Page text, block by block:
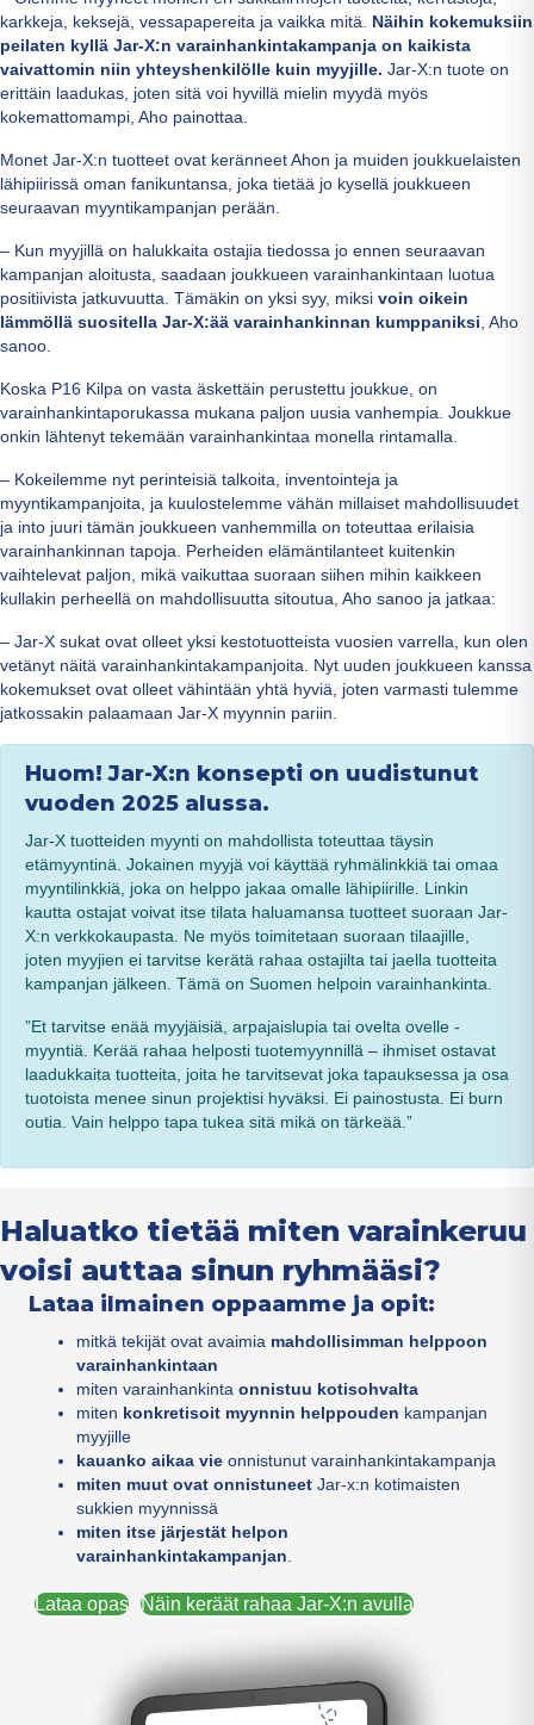
karkkeja, keksejä, vessapapereita ja vaikka mitä. Näihin kokemuksiin
peilaten kyllä Jar-X:n varainhankintakampanja on kaikista
vaivattomin niin yhteyshenkilölle kuin myyjille. Jar-X:n tuote on
erittäin laadukas, joten sitä voi hyvillä mielin myydä myös
kokemattomampi, Aho painottaa.
Monet Jar-X:n tuotteet ovat keränneet Ahon ja muiden joukkuelaisten
lähipiirissä oman fanikuntansa, joka tietää jo kysellä joukkueen
seuraavan myyntikampanjan perään.
– Kun myyjillä on halukkaita ostajia tiedossa jo ennen seuraavan
kampanjan aloitusta, saadaan joukkueen varainhankintaan luotua
positiivista jatkuvuutta. Tämäkin on yksi syy, miksi voin oikein
lämmöllä suositella Jar-X:ää varainhankinnan kumppaniksi , Aho
sanoo.
Koska P16 Kilpa on vasta äskettäin perustettu joukkue, on
varainhankintaporukassa mukana paljon uusia vanhempia. Joukkue
onkin lähtenyt tekemään varainhankintaa monella rintamalla.
– Kokeilemme nyt perinteisiä talkoita, inventointeja ja
myyntikampanjoita, ja kuulostelemme vähän millaiset mahdollisuudet
ja into juuri tämän joukkueen vanhemmilla on toteuttaa erilaisia
varainhankinnan tapoja. Perheiden elämäntilanteet kuitenkin
vaihtelevat paljon, mikä vaikuttaa suoraan siihen mihin kaikkeen
kullakin perheellä on mahdollisuutta sitoutua, Aho sanoo ja jatkaa:
– Jar-X sukat ovat olleet yksi kestotuotteista vuosien varrella, kun olen
vetänyt näitä varainhankintakampanjoita. Nyt uuden joukkueen kanssa
kokemukset ovat olleet vähintään yhtä hyviä, joten varmasti tulemme
jatkossakin palaamaan Jar-X myynnin pariin.
Huom! Jar-X:n konsepti on uudistunut
vuoden 2025 alussa.
Jar-X tuotteiden myynti on mahdollista toteuttaa täysin
etämyyntinä. Jokainen myyjä voi käyttää ryhmälinkkiä tai omaa
myyntilinkkiä, joka on helppo jakaa omalle lähipiirille. Linkin
kautta ostajat voivat itse tilata haluamansa tuotteet suoraan Jar-
X:n verkkokaupasta. Ne myös toimitetaan suoraan tilaajille,
joten myyjien ei tarvitse kerätä rahaa ostajilta tai jaella tuotteita
kampanjan jälkeen. Tämä on Suomen helpoin varainhankinta.
”Et tarvitse enää myyjäisiä, arpajaislupia tai ovelta ovelle -
myyntiä. Kerää rahaa helposti tuotemyynnillä – ihmiset ostavat
laadukkaita tuotteita, joita he tarvitsevat joka tapauksessa ja osa
tuotoista menee sinun projektisi hyväksi. Ei painostusta. Ei burn
outia. Vain helppo tapa tukea sitä mikä on tärkeää.”
Haluatko tietää miten varainkeruu
voisi auttaa sinun ryhmääsi?
Lataa ilmainen oppaamme ja opit:
mitkä tekijät ovat avaimia mahdollisimman helppoon
varainhankintaan
miten varainhankinta onnistuu kotisohvalta
miten konkretisoit myynnin helppouden kampanjan
myyjille
kauanko aikaa vie onnistunut varainhankintakampanja
miten muut ovat onnistuneet Jar-x:n kotimaisten
sukkien myynnissä
miten itse järjestät helpon
varainhankintakampanjan
Lataa opas Näin keräät rahaa Jar-X:n avulla